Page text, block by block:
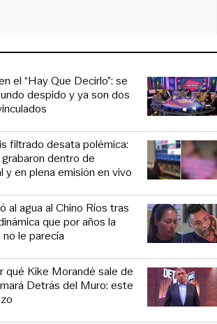
el “Hay Que Decirlo”: se
despido y ya son dos
filtrado desata polémica:
dentro de
y en plena emisión en vivo
al agua al Chino Ríos tras
que por años la
le parecía
qué Kike Morandé sale de
Detrás del Muro: este